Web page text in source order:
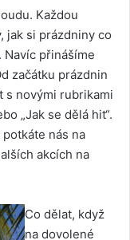
Každou
jak si prázdniny co
přinášíme
začátku prázdnin
s novými rubrikami
„Jak se dělá hit“.
nás na
akcích na
Co dělat, když
na dovolené